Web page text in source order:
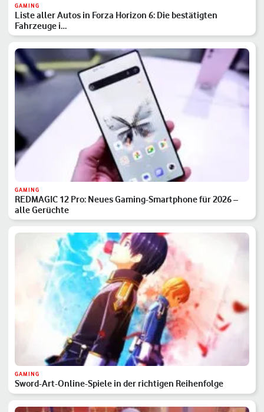
GAMING
Liste aller Autos in Forza Horizon 6: Die bestätigten
Fahrzeuge i…
GAMING
REDMAGIC 12 Pro: Neues Gaming-Smartphone für 2026 –
alle Gerüchte
GAMING
Sword-Art-Online-Spiele in der richtigen Reihenfolge